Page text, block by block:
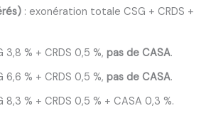
: exonération totale CSG + CRDS +
3,8 % + CRDS 0,5 %,pas de CASA.
6,6 % + CRDS 0,5 %,pas de CASA.
8,3 % + CRDS 0,5 % + CASA 0,3 %.